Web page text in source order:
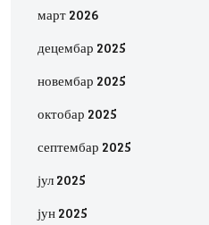
март 2026
децембар 2025
новембар 2025
октобар 2025
септембар 2025
јул 2025
јун 2025